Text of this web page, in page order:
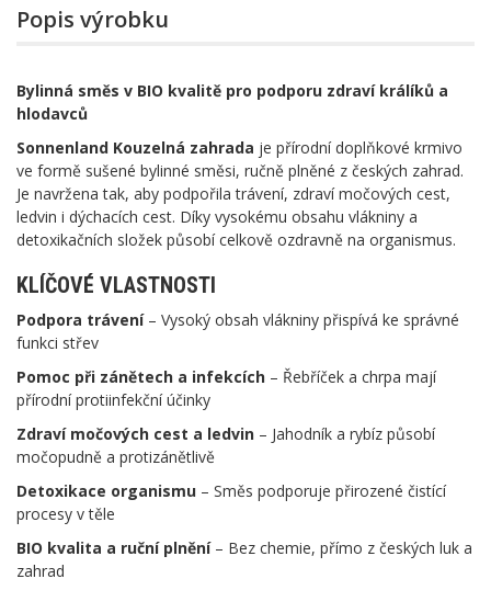
Popis výrobku
Bylinná směs v BIO kvalitě pro podporu zdraví králíků a
hlodavců
Sonnenland Kouzelná zahrada je přírodní doplňkové krmivo
ve formě sušené bylinné směsi, ručně plněné z českých zahrad.
Je navržena tak, aby podpořila trávení, zdraví močových cest,
ledvin i dýchacích cest. Díky vysokému obsahu vlákniny a
detoxikačních složek působí celkově ozdravně na organismus.
KLÍČOVÉ VLASTNOSTI
Podpora trávení– Vysoký obsah vlákniny přispívá ke správné
funkci střev
Pomoc při zánětech a infekcích – Řebříček a chrpa mají
přírodní protiinfekční účinky
Zdraví močových cest a ledvin – Jahodník a rybíz působí
močopudně a protizánětlivě
Detoxikace organismu – Směs podporuje přirozené čistící
procesy v těle
BIO kvalita a ruční plnění– Bez chemie, přímo z českých luk a
zahrad